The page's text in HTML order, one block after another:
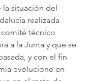
la situación del
realizada
comité técnico
a la Junta y que se
y con el fin
evolucione en